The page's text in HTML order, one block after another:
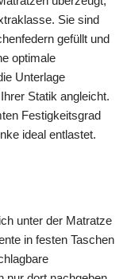
Sie sind
gefüllt und
optimale
Unterlage
Statik angleicht.
Festigkeitsgrad
ideal entlastet.
unter der Matratze
in festen Taschen